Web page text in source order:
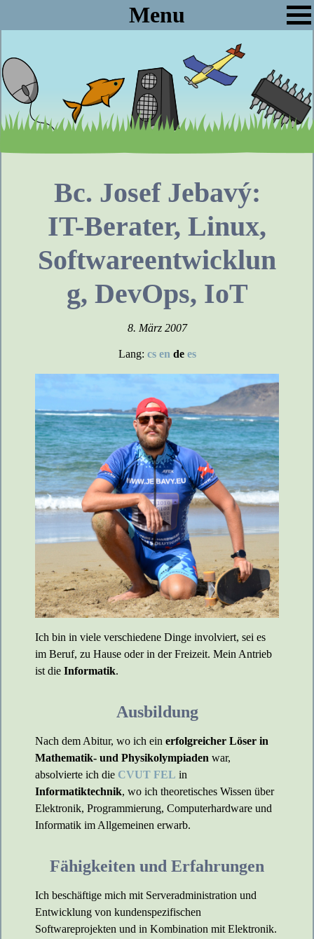
Menu
Bc. Josef Jebavý:
IT-Berater, Linux,
Softwareentwicklun
g, DevOps, IoT
8. März 2007
Lang: cs en de es
Ich bin in viele verschiedene Dinge involviert, sei es
im Beruf, zu Hause oder in der Freizeit. Mein Antrieb
ist die Informatik.
Ausbildung
Nach dem Abitur, wo ich ein erfolgreicher Löser in
Mathematik- und Physikolympiaden war,
absolvierte ich die CVUT FEL in
Informatiktechnik, wo ich theoretisches Wissen über
Elektronik, Programmierung, Computerhardware und
Informatik im Allgemeinen erwarb.
Fähigkeiten und Erfahrungen
Ich beschäftige mich mit Serveradministration und
Entwicklung von kundenspezifischen
Softwareprojekten und in Kombination mit Elektronik.